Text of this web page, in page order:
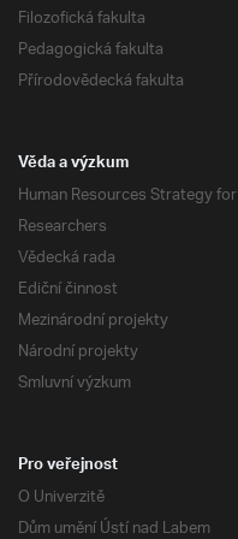
Filozofická fakulta
Pedagogická fakulta
Přírodovědecká fakulta
Věda a výzkum
Human Resources Strategy for
Researchers
Vědecká rada
Ediční činnost
Mezinárodní projekty
Národní projekty
Smluvní výzkum
Pro veřejnost
O Univerzitě
Dům umění Ústí nad Labem